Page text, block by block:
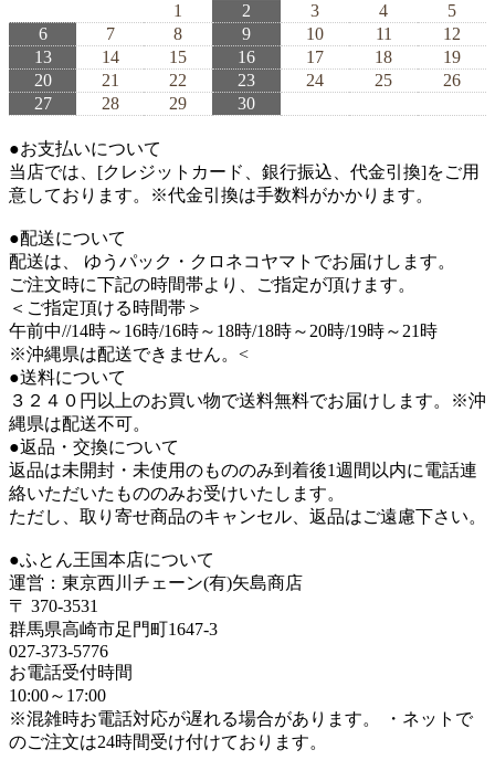
1
2 3 4
5
6
7 8 9 10 11
12
13
14 15 16 17 18
19
20
21 22 23 24 25
26
27
28 29 30
●お支払いについて
当店では、[クレジットカード、銀行振込、代金引換]をご用
意しております。※代金引換は手数料がかかります。
●配送について
配送は、 ゆうパック・クロネコヤマトでお届けします。
ご注文時に下記の時間帯より、ご指定が頂けます。
＜ご指定頂ける時間帯＞
午前中//14時～16時/16時～18時/18時～20時/19時～21時
※沖縄県は配送できません。<
●送料について
３２４０円以上のお買い物で送料無料でお届けします。※沖
縄県は配送不可。
●返品・交換について
返品は未開封・未使用のもののみ到着後1週間以内に電話連
絡いただいたもののみお受けいたします。
ただし、取り寄せ商品のキャンセル、返品はご遠慮下さい。
●ふとん王国本店について
運営：東京西川チェーン(有)矢島商店
〒 370-3531
群馬県高崎市足門町1647-3
027-373-5776
お電話受付時間
10:00～17:00
※混雑時お電話対応が遅れる場合があります。 ・ネットで
のご注文は24時間受け付けております。